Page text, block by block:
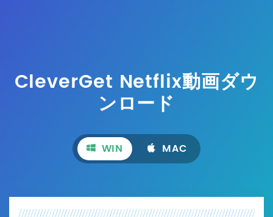
CleverGet Netflix動画ダウ
ンロード
WIN MAC